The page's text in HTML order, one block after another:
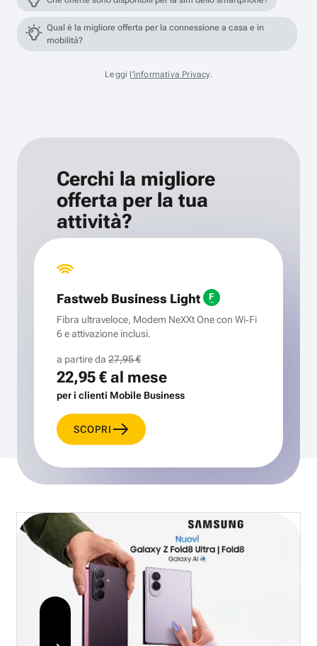
Qual è la migliore offerta per la connessione a casa e in
mobilità?
Leggi l'informativa Privacy.
Cerchi la migliore
offerta per la tua
attività?
Fastweb Business Light
Fibra ultraveloce, Modem NeXXt One con Wi‑Fi
6 e attivazione inclusi.
a partire da 27,95 €
22,95 €al mese
per i clienti Mobile Business
SCOPRI